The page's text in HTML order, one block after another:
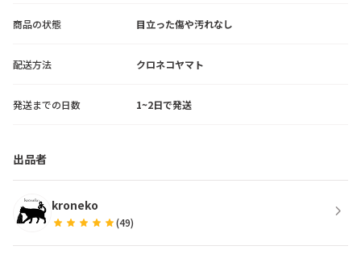
商品の状態 目立った傷や汚れなし
配送方法 クロネコヤマト
発送までの日数 1~2日で発送
出品者
kroneko
star star star star star(49) chevron_right